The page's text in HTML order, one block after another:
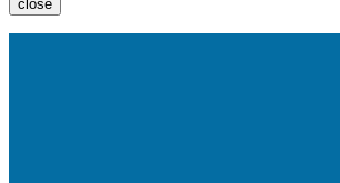
close